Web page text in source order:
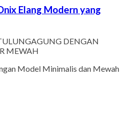
Elang Modern yang
DENGAN
MEWAH
Model Minimalis dan Mewah